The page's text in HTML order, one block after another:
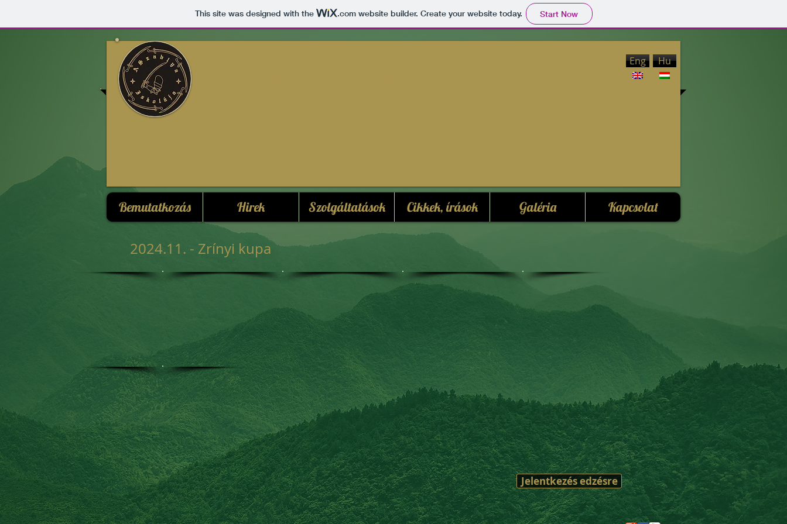
This site was designed with the .comwebsite builder. Create your website today. Start Now
Eng Hu
Bemutatkozás Hirek Szolgáltatások Cikkek, írások Galéria Kapcsolat
2024.11. - Zrínyi kupa
Jelentkezés edzésre